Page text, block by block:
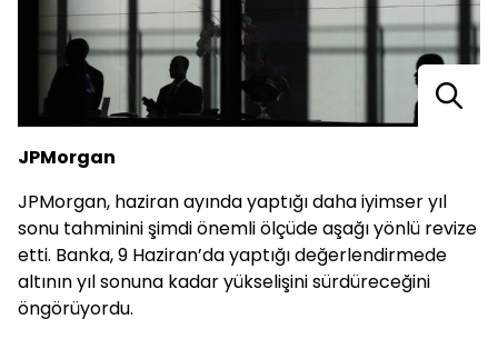
JPMorgan
JPMorgan, haziran ayında yaptığı daha iyimser yıl
sonu tahminini şimdi önemli ölçüde aşağı yönlü revize
etti. Banka, 9 Haziran’da yaptığı değerlendirmede
altının yıl sonuna kadar yükselişini sürdüreceğini
öngörüyordu.